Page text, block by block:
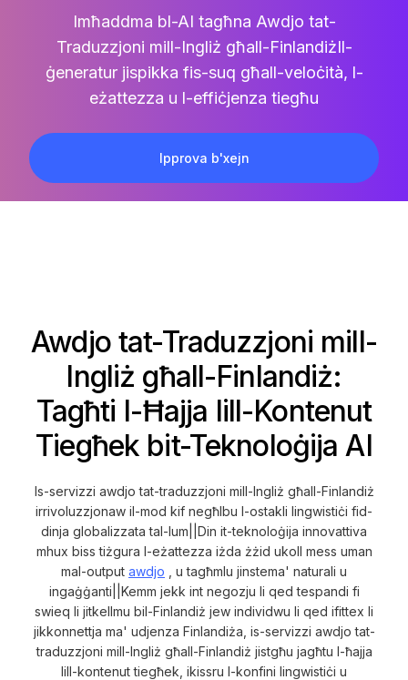
Imħaddma bl-AI tagħna Awdjo tat-
Traduzzjoni mill-Ingliż għall-FinlandiżIl-
ġeneratur jispikka fis-suq għall-veloċità, l-
eżattezza u l-effiċjenza tiegħu
Ipprova b'xejn
Awdjo tat-Traduzzjoni mill-
Ingliż għall-Finlandiż:
Tagħti l-Ħajja lill-Kontenut
Tiegħek bit-Teknoloġija AI
Is-servizzi awdjo tat-traduzzjoni mill-Ingliż għall-Finlandiż
irrivoluzzjonaw il-mod kif negħlbu l-ostakli lingwistiċi fid-
dinja globalizzata tal-lum||Din it-teknoloġija innovattiva
mhux biss tiżgura l-eżattezza iżda żżid ukoll mess uman
mal-output awdjo , u tagħmlu jinstema' naturali u
ingaġġanti||Kemm jekk int negozju li qed tespandi fi
swieq li jitkellmu bil-Finlandiż jew individwu li qed ifittex li
jikkonnettja ma' udjenza Finlandiża, is-servizzi awdjo tat-
traduzzjoni mill-Ingliż għall-Finlandiż jistgħu jagħtu l-ħajja
lill-kontenut tiegħek, ikissru l-konfini lingwistiċi u